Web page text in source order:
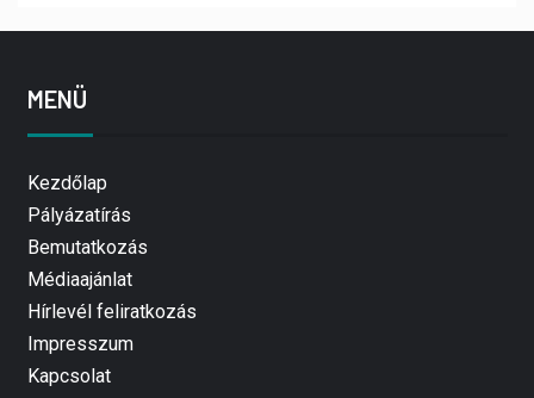
MENÜ
Kezdőlap
Pályázatírás
Bemutatkozás
Médiaajánlat
Hírlevél feliratkozás
Impresszum
Kapcsolat